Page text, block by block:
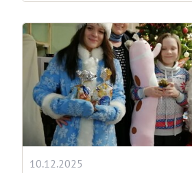
10.12.2025